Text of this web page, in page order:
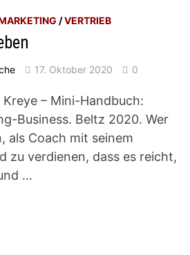
/VERTRIEB
17. Oktober 2020 0
Kreye – Mini-Handbuch:
Business. Beltz 2020. Wer
als Coach mit seinem
zu verdienen, dass es reicht,
…